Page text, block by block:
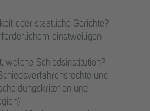
oder staatliche Gerichte?
einstweiligen
welche Schiedsinstitution?
und
und